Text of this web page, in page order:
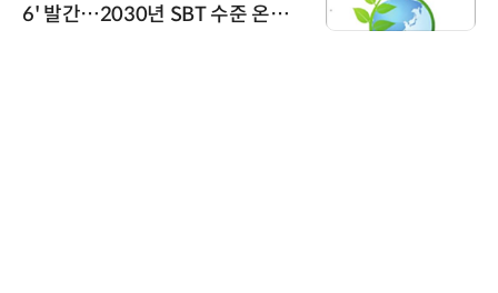
6' 발간…2030년 SBT 수준 온실